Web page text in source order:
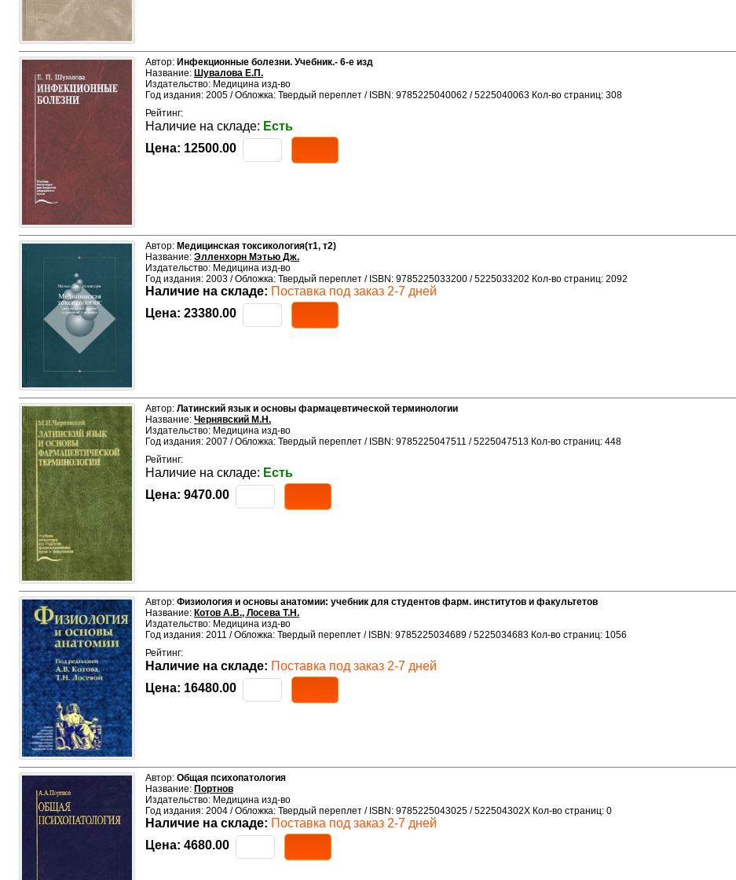
Автор: Инфекционные болезни. Учебник.- 6-е изд
Название: Шувалова Е.П.
Издательство: Медицина изд-во
Год издания: 2005 / Обложка: Твердый переплет / ISBN: 9785225040062 / 5225040063 Кол-во страниц: 308
Рейтинг:
Наличие на складе: Есть
Цена: 12500.00
Автор: Медицинская токсикология(т1, т2)
Название: Элленхорн Мэтью Дж.
Издательство: Медицина изд-во
Год издания: 2003 / Обложка: Твердый переплет / ISBN: 9785225033200 / 5225033202 Кол-во страниц: 2092
Наличие на складе: Поставка под заказ 2-7 дней
Цена: 23380.00
Автор: Латинский язык и основы фармацевтической терминологии
Название: Чернявский М.Н.
Издательство: Медицина изд-во
Год издания: 2007 / Обложка: Твердый переплет / ISBN: 9785225047511 / 5225047513 Кол-во страниц: 448
Рейтинг:
Наличие на складе: Есть
Цена: 9470.00
Автор: Физиология и основы анатомии: учебник для студентов фарм. институтов и факультетов
Название: Котов А.В., Лосева Т.Н.
Издательство: Медицина изд-во
Год издания: 2011 / Обложка: Твердый переплет / ISBN: 9785225034689 / 5225034683 Кол-во страниц: 1056
Рейтинг:
Наличие на складе: Поставка под заказ 2-7 дней
Цена: 16480.00
Автор: Общая психопатология
Название: Портнов
Издательство: Медицина изд-во
Год издания: 2004 / Обложка: Твердый переплет / ISBN: 9785225043025 / 522504302X Кол-во страниц: 0
Наличие на складе: Поставка под заказ 2-7 дней
Цена: 4680.00